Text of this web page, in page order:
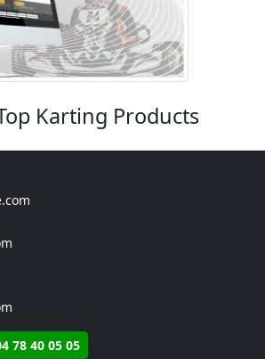
Karting Products
78 40 05 05